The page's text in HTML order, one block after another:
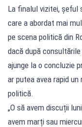
La finalul vizitei, șeful
care a abordat mai
pe scena politică din
dacă după
ajunge la o concluzie
ar putea avea rapid
politică.
„O să avem discuții
avem marți sau